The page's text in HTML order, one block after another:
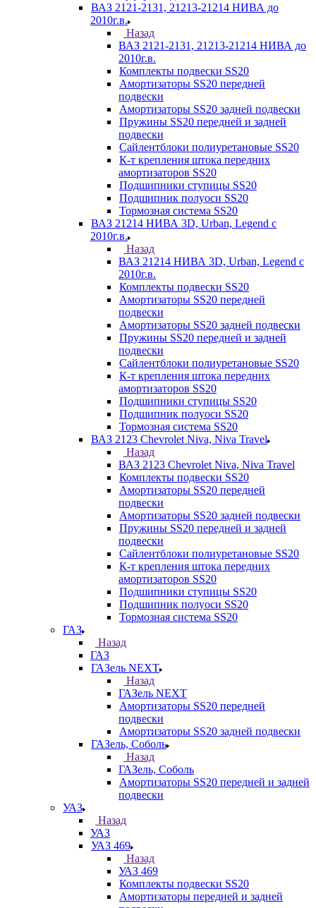
ВАЗ 2121-2131, 21213-21214 НИВА до
2010г.в.
Назад
ВАЗ 2121-2131, 21213-21214 НИВА до
2010г.в.
Комплекты подвески SS20
Амортизаторы SS20 передней
подвески
Амортизаторы SS20 задней подвески
Пружины SS20 передней и задней
подвески
Сайлентблоки полиуретановые SS20
К-т крепления штока передних
амортизаторов SS20
Подшипники ступицы SS20
Подшипник полуоси SS20
Тормозная система SS20
ВАЗ 21214 НИВА 3D, Urban, Legend c
2010г.в.
Назад
ВАЗ 21214 НИВА 3D, Urban, Legend c
2010г.в.
Комплекты подвески SS20
Амортизаторы SS20 передней
подвески
Амортизаторы SS20 задней подвески
Пружины SS20 передней и задней
подвески
Сайлентблоки полиуретановые SS20
К-т крепления штока передних
амортизаторов SS20
Подшипники ступицы SS20
Подшипник полуоси SS20
Тормозная система SS20
ВАЗ 2123 Chevrolet Niva, Niva Travel
Назад
ВАЗ 2123 Chevrolet Niva, Niva Travel
Комплекты подвески SS20
Амортизаторы SS20 передней
подвески
Амортизаторы SS20 задней подвески
Пружины SS20 передней и задней
подвески
Сайлентблоки полиуретановые SS20
К-т крепления штока передних
амортизаторов SS20
Подшипники ступицы SS20
Подшипник полуоси SS20
Тормозная система SS20
ГАЗ
Назад
ГАЗ
ГАЗель NEXT
Назад
ГАЗель NEXT
Амортизаторы SS20 передней
подвески
Амортизаторы SS20 задней подвески
ГАЗель, Соболь
Назад
ГАЗель, Соболь
Амортизаторы SS20 передней и задней
подвески
УАЗ
Назад
УАЗ
УАЗ 469
Назад
УАЗ 469
Комплекты подвески SS20
Амортизаторы передней и задней